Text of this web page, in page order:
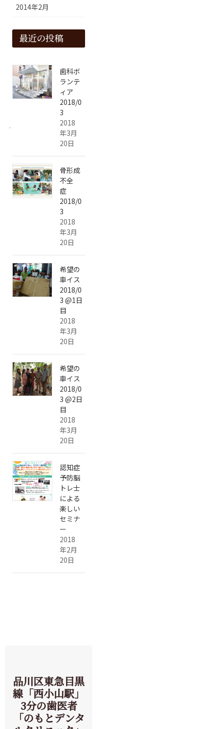
2014年2月
最近の投稿
歯科ボ
ランテ
ィア
2018/0
3
2018
年3月
20日
骨形成
不全
症
2018/0
3
2018
年3月
20日
希望の
車イス
2018/0
3 @1日
目
2018
年3月
20日
希望の
車イス
2018/0
3 @2日
目
2018
年3月
20日
認知症
予防脳
トレ士
による
楽しい
セミナ
ー
2018
年2月
20日
品川区東急目黒
線「西小山駅」
3分の歯医者
「のもとデンタ